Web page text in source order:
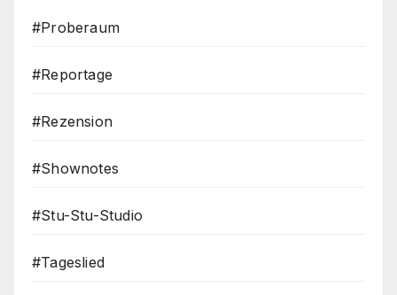
#Proberaum
#Reportage
#Rezension
#Shownotes
#Stu-Stu-Studio
#Tageslied